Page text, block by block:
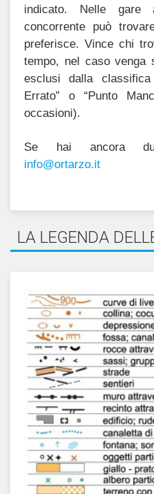
indicato. Nelle gare
concorrente può
preferisce. Vince chi
tempo, nel caso venga
esclusi dalla
Errato” o “Punto
occasioni).
Se hai ancora
ti.oz
ratro
@ofni
LA LEGENDA